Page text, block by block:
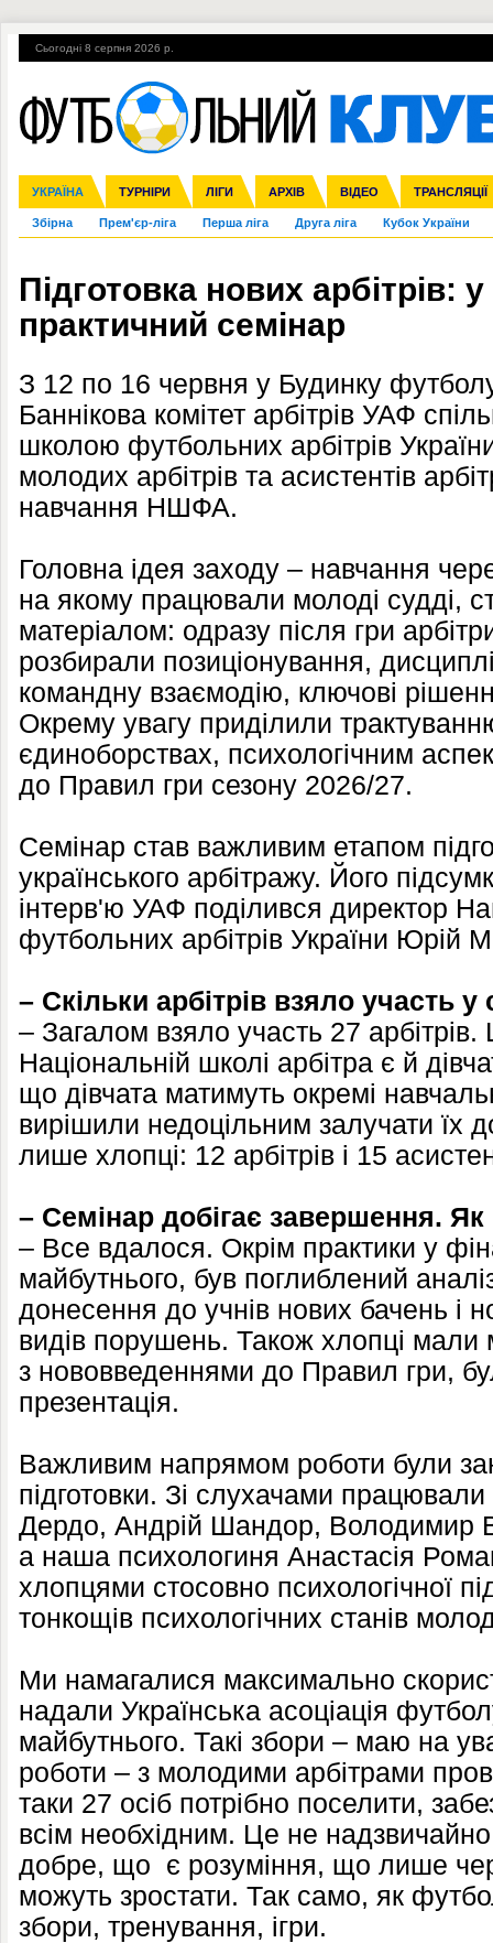
Сьогодні 8 серпня 2026 р.
УКРАЇНА ТУРНІРИ ЛІГИ АРХІВ ВІДЕО ТРАНСЛЯЦІЇ
Збірна Прем'єр-ліга Перша ліга Друга ліга Кубок України
Ліга чемпіонів Ліга Європи Міжнародні Ліга націй Ліга
Англія Іспанія Італія Німеччина Франція Інші
ЧС-2014 ЄВРО-2016 Росія Кубок конфедерацій ЧЄ-2015 (U-
Гарячі теми УПЛ, 2-й тур ВІЙНА УПЛ-ПЕРЕХОДИ
Підготовка нових арбітрів:
практичний семінар
З 12 по 16 червня у Будинку
Баннікова комітет арбітрів УАФ
школою футбольних арбітрів
молодих арбітрів та асистентів
навчання НШФА.
Головна ідея заходу – навчання
на якому працювали молоді судді,
матеріалом: одразу після гри
розбирали позиціонування,
командну взаємодію, ключові
Окрему увагу приділили
єдиноборствах, психологічним
до Правил гри сезону 2026/27.
Семінар став важливим етапом
українського арбітражу. Його
інтерв'ю УАФ поділився директор
футбольних арбітрів України Юрій
– Скільки арбітрів взяло участь у
– Загалом взяло участь 27
Національній школі арбітра є й
що дівчата матимуть окремі
вирішили недоцільним залучати їх
лише хлопці: 12 арбітрів і 15
– Семінар добігає завершення.
– Все вдалося. Окрім практики у
майбутнього, був поглиблений
донесення до учнів нових бачень і
видів порушень. Також хлопці мали
з нововведеннями до Правил гри,
презентація.
Важливим напрямом роботи були
підготовки. Зі слухачами працювали
Дердо, Андрій Шандор, Володимир
а наша психологиня Анастасія
хлопцями стосовно психологічної
тонкощів психологічних станів
Ми намагалися максимально
надали Українська асоціація
майбутнього. Такі збори – маю на
роботи – з молодими арбітрами
таки 27 осіб потрібно поселити,
всім необхідним. Це не
добре, що є розуміння, що лише
можуть зростати. Так само, як
збори, тренування, ігри.